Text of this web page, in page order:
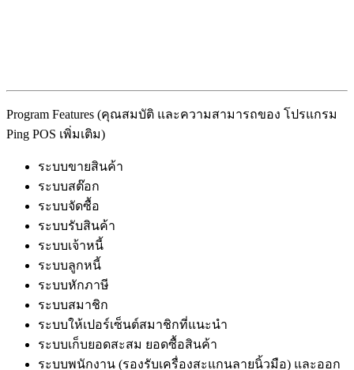
Program Features (คุณสมบัติ และความสามารถของ โปรแกรม
Ping POS เพิ่มเติม)
ระบบขายสินค้า
ระบบสต๊อก
ระบบจัดซื้อ
ระบบรับสินค้า
ระบบเจ้าหนี้
ระบบลูกหนี้
ระบบหักภาษี
ระบบสมาชิก
ระบบให้เปอร์เซ็นต์สมาชิกที่แนะนำ
ระบบเก็บยอดสะสม ยอดซื้อสินค้า
ระบบพนักงาน (รองรับเครื่องสะแกนลายนิ้วมือ) และออก